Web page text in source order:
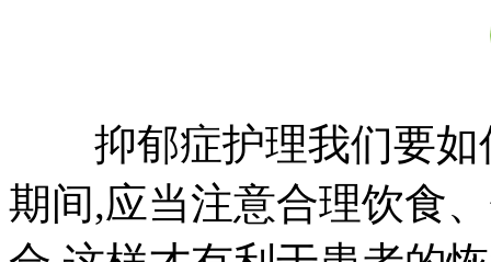
抑郁症护理我们要如
期间,应当注意合理饮食